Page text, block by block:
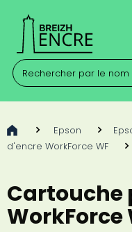
Epson
d'encre WorkForce WF
Cartouche
WorkForce